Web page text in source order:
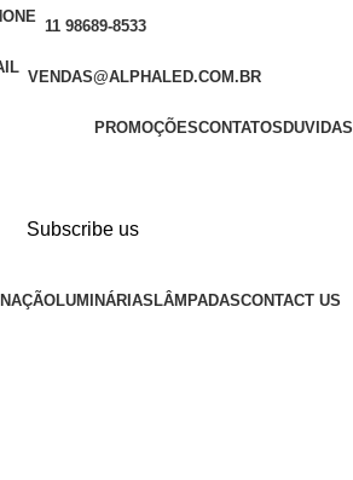
11 98689-8533
VENDAS@ALPHALED.COM.BR
PROMOÇÕESCONTATOS DUVIDAS
Subscribe us
LUMINÁRIASLÂMPADASCONTACT US